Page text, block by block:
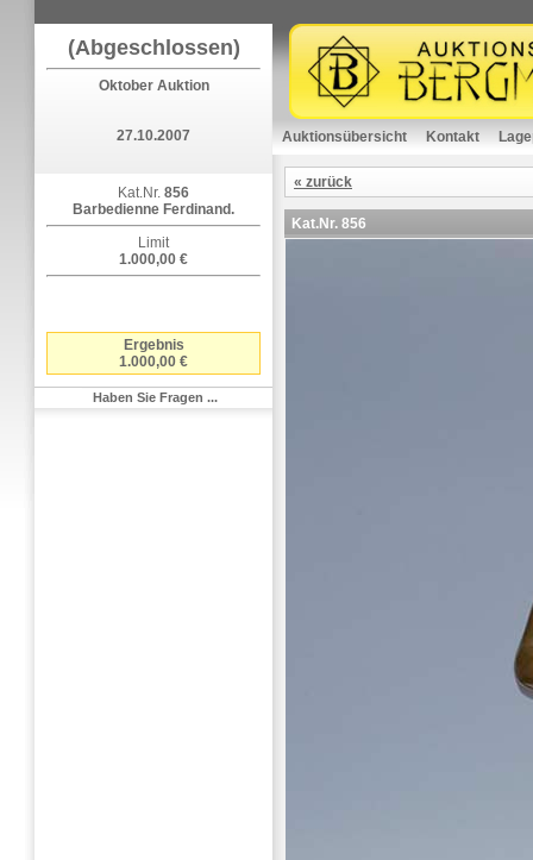
(Abgeschlossen)
Oktober Auktion
27.10.2007
Kat.Nr. 856
Barbedienne Ferdinand.
Limit
1.000,00 €
Ergebnis
1.000,00 €
Haben Sie Fragen ...
Auktionsübersicht Kontakt
« zurück
Kat.Nr. 856